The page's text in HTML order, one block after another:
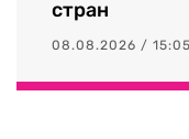
стран
08.08.2026 / 15:05